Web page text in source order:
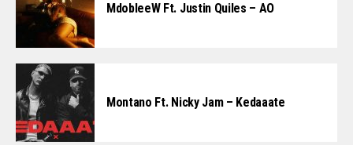
MdobleeW Ft. Justin Quiles – AO
Montano Ft. Nicky Jam – Kedaaate